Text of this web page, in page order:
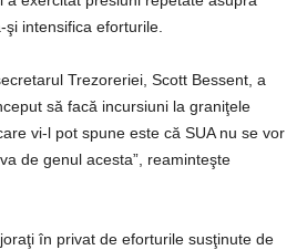
intensifica eforturile.
Trezoreriei, Scott Bessent, a
să facă incursiuni la graniţele
vi-l pot spune este că SUA nu se vor
de genul acesta”, reaminteşte
în privat de eforturile susţinute de